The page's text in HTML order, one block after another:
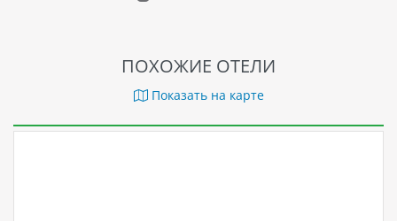
ПОХОЖИЕ ОТЕЛИ
Показать на карте